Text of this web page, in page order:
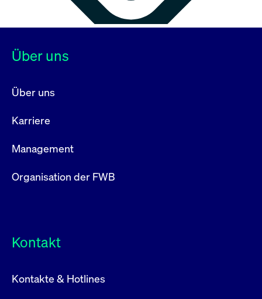
Über uns
Über uns
Karriere
Management
Organisation der FWB
Kontakt
Kontakte & Hotlines